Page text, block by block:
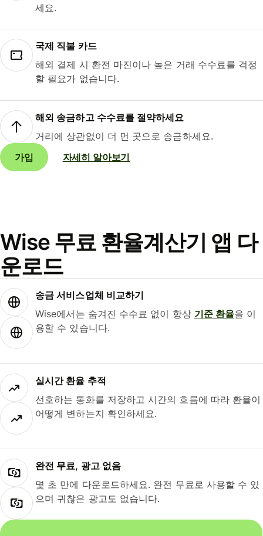
세요.
국제 직불 카드
해외 결제 시 환전 마진이나 높은 거래 수수료를 걱정
할 필요가 없습니다.
해외 송금하고 수수료를 절약하세요
거리에 상관없이 더 먼 곳으로 송금하세요.
가입
자세히 알아보기
Wise 무료 환율계산기 앱 다
운로드
송금 서비스업체 비교하기
Wise에서는 숨겨진 수수료 없이 항상 기준 환율을 이
용할 수 있습니다.
실시간 환율 추적
선호하는 통화를 저장하고 시간의 흐름에 따라 환율이
어떻게 변하는지 확인하세요.
완전 무료, 광고 없음
몇 초 만에 다운로드하세요. 완전 무료로 사용할 수 있
으며 귀찮은 광고도 없습니다.